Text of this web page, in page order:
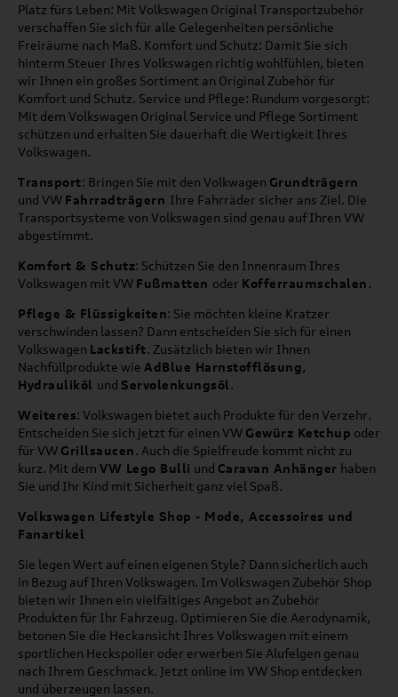
Platz fürs Leben: Mit Volkswagen Original Transportzubehör
verschaffen Sie sich für alle Gelegenheiten persönliche
Freiräume nach Maß. Komfort und Schutz: Damit Sie sich
hinterm Steuer Ihres Volkswagen richtig wohlfühlen, bieten
wir Ihnen ein großes Sortiment an Original Zubehör für
Komfort und Schutz. Service und Pflege: Rundum vorgesorgt:
Mit dem Volkswagen Original Service und Pflege Sortiment
schützen und erhalten Sie dauerhaft die Wertigkeit Ihres
Volkswagen.
Transport: Bringen Sie mit den Volkwagen Grundträgern
und VW Fahrradträgern Ihre Fahrräder sicher ans Ziel. Die
Transportsysteme von Volkswagen sind genau auf Ihren VW
abgestimmt.
Komfort & Schutz: Schützen Sie den Innenraum Ihres
Volkswagen mit VW Fußmatten oder Kofferraumschalen.
Pflege & Flüssigkeiten: Sie möchten kleine Kratzer
verschwinden lassen? Dann entscheiden Sie sich für einen
Volkswagen Lackstift. Zusätzlich bieten wir Ihnen
Nachfüllprodukte wie AdBlue Harnstofflösung,
Hydrauliköl und Servolenkungsöl.
Weiteres: Volkswagen bietet auch Produkte für den Verzehr.
Entscheiden Sie sich jetzt für einen VW Gewürz Ketchup oder
für VW Grillsaucen. Auch die Spielfreude kommt nicht zu
kurz. Mit dem VW Lego Bulli und Caravan Anhänger haben
Sie und Ihr Kind mit Sicherheit ganz viel Spaß.
Volkswagen Lifestyle Shop - Mode, Accessoires und
Fanartikel
Sie legen Wert auf einen eigenen Style? Dann sicherlich auch
in Bezug auf Ihren Volkswagen. Im Volkswagen Zubehör Shop
bieten wir Ihnen ein vielfältiges Angebot an Zubehör
Produkten für Ihr Fahrzeug. Optimieren Sie die Aerodynamik,
betonen Sie die Heckansicht Ihres Volkswagen mit einem
sportlichen Heckspoiler oder erwerben Sie Alufelgen genau
nach Ihrem Geschmack. Jetzt online im VW Shop entdecken
und überzeugen lassen.